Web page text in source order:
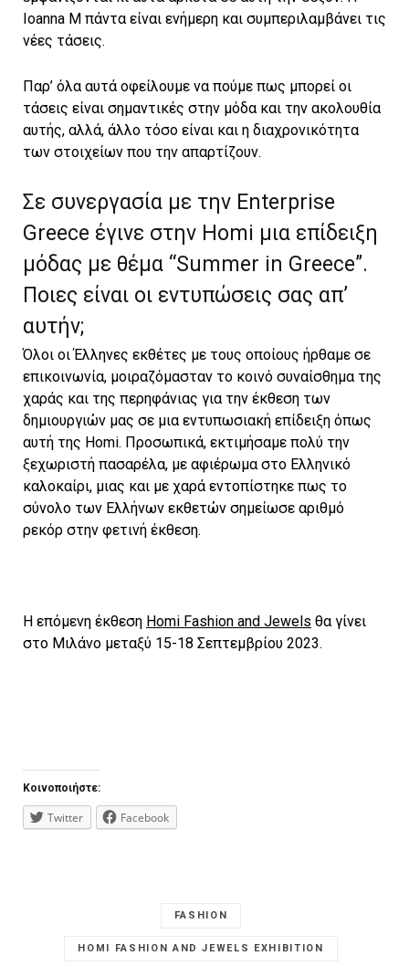
Ioanna M πάντα είναι ενήμερη και συμπεριλαμβάνει τις
νέες τάσεις.
Παρ’ όλα αυτά οφείλουμε να πούμε πως μπορεί οι
τάσεις είναι σημαντικές στην μόδα και την ακολουθία
αυτής, αλλά, άλλο τόσο είναι και η διαχρονικότητα
των στοιχείων που την απαρτίζουν.
Σε συνεργασία με την Enterprise
Greece έγινε στην Homi μια επίδειξη
μόδας με θέμα “Summer in Greece”.
Ποιες είναι οι εντυπώσεις σας απ’
αυτήν;
Όλοι οι Έλληνες εκθέτες με τους οποίους ήρθαμε σε
επικοινωνία, μοιραζόμασταν το κοινό συναίσθημα της
χαράς και της περηφάνιας για την έκθεση των
δημιουργιών μας σε μια εντυπωσιακή επίδειξη όπως
αυτή της Homi. Προσωπικά, εκτιμήσαμε πολύ την
ξεχωριστή πασαρέλα, με αφιέρωμα στο Ελληνικό
καλοκαίρι, μιας και με χαρά εντοπίστηκε πως το
σύνολο των Ελλήνων εκθετών σημείωσε αριθμό
ρεκόρ στην φετινή έκθεση.
Η επόμενη έκθεση Homi Fashion and Jewels θα γίνει
στο Μιλάνο μεταξύ 15-18 Σεπτεμβρίου 2023.
Κοινοποιήστε:
Twitter Facebook
FASHION
HOMI FASHION AND JEWELS EXHIBITION